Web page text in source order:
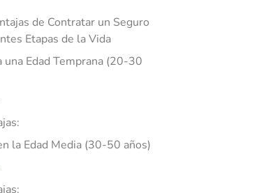
de Contratar un Seguro
Etapas de la Vida
una Edad Temprana (20-30
la Edad Media (30-50 años)